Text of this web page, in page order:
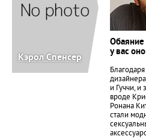
Кэрол Спенсер
Обаяние
у вас
и Гуччи, и
вроде
Ронана
стали